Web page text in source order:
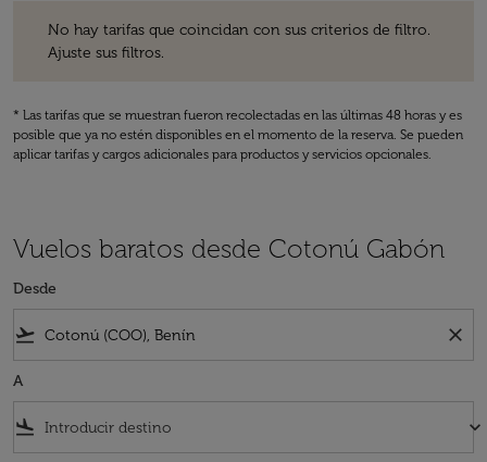
No hay tarifas que coincidan con sus criterios de filtro.
Ajuste sus filtros.
* Las tarifas que se muestran fueron recolectadas en las últimas 48 horas y es
posible que ya no estén disponibles en el momento de la reserva. Se pueden
aplicar tarifas y cargos adicionales para productos y servicios opcionales.
Vuelos baratos desde Cotonú Gabón
Desde
flight_takeoff close
A
flight_land keyboard_arrow_down